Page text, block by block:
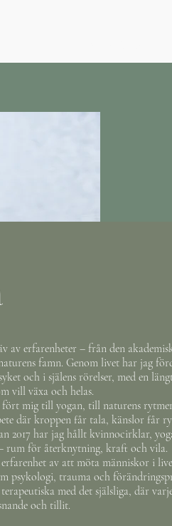
av erfarenheter – från den
famn. Genom livet har jag
och i själens rörelser, med en
vill växa och helas.
fört mig till yogan, till naturens
där kroppen får tala, känslor får
2017 har jag hållt kvinnocirklar,
rum för återknytning, kraft och vila.
erfarenhet av att möta människor i
psykologi, trauma och
med det själsliga, där
och tillit.